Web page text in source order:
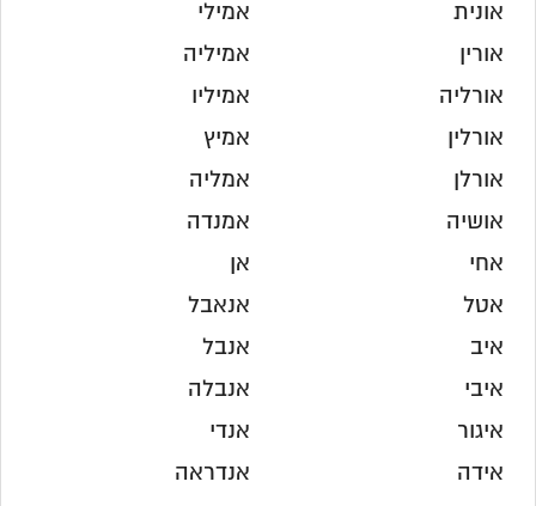
אונית
אורין
אורליה
אורלין
אורלן
אושיה
אחי
אטל
איב
איבי
איגור
אידה
אמילי
אמיליה
אמיליו
אמיץ
אמליה
אמנדה
אן
אנאבל
אנבל
אנבלה
אנדי
אנדראה